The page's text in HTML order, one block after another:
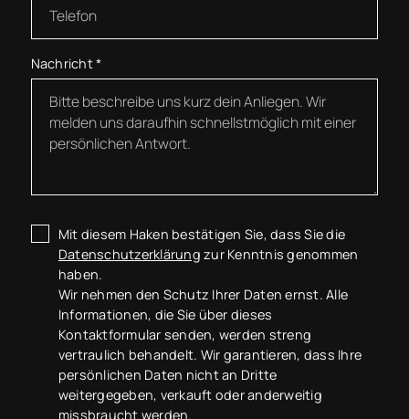
Nachricht*
Mit diesem Haken bestätigen Sie, dass Sie die
Datenschutzerklärung zur Kenntnis genommen
haben.
Wir nehmen den Schutz Ihrer Daten ernst. Alle
Informationen, die Sie über dieses
Kontaktformular senden, werden streng
vertraulich behandelt. Wir garantieren, dass Ihre
persönlichen Daten nicht an Dritte
weitergegeben, verkauft oder anderweitig
missbraucht werden.